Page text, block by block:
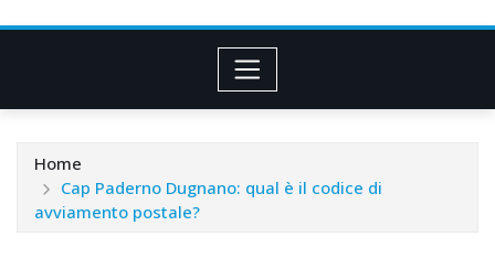
Home
Cap Paderno Dugnano: qual è il codice di
avviamento postale?